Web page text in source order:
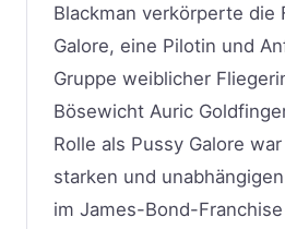
Blackman verkörperte die
Galore, eine Pilotin und
Gruppe weiblicher
Bösewicht Auric
Rolle als Pussy Galore
starken und
im James-Bond-